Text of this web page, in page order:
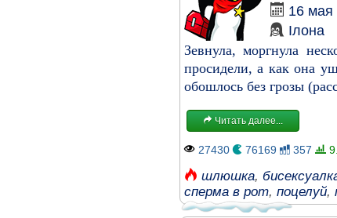
16 мая
Ілона
Зевнула, моргнула
просидели, а как она
обошлось без грозы
Читать далее...
27430 76169 357
шлюшка,
сперма в рот, поцелуй,